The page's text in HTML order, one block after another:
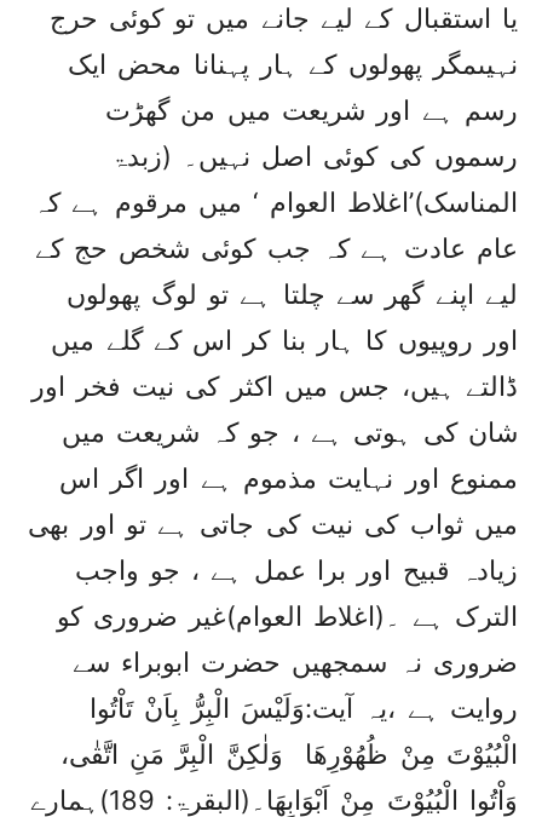
یا استقبال کے لیے جانے میں تو کوئی حرج
نہیںمگر پھولوں کے ہار پہنانا محض ایک
رسم ہے اور شریعت میں من گھڑت
رسموں کی کوئی اصل نہیں۔ (زبدۃ
المناسک)’اغلاط العوام ‘ میں مرقوم ہے کہ
عام عادت ہے کہ جب کوئی شخص حج کے
لیے اپنے گھر سے چلتا ہے تو لوگ پھولوں
اور روپیوں کا ہار بنا کر اس کے گلے میں
ڈالتے ہیں، جس میں اکثر کی نیت فخر اور
شان کی ہوتی ہے ، جو کہ شریعت میں
ممنوع اور نہایت مذموم ہے اور اگر اس
میں ثواب کی نیت کی جاتی ہے تو اور بھی
زیادہ قبیح اور برا عمل ہے ، جو واجب
الترک ہے ۔(اغلاط العوام)غیر ضروری کو
ضروری نہ سمجھیں حضرت ابوبراء سے
روایت ہے ،یہ آیت:وَلَیْسَ الْبِرُّ بِاَنْ تَاْتُوا
الْبُیُوْتَ مِنْ ظُھُوْرِھَا وَلٰکِنَّ الْبِرَّ مَنِ اتَّقٰی،
وَاْتُوا الْبُیُوْتَ مِنْ اَبْوَابِھَا۔(البقرۃ: 189)ہمارے